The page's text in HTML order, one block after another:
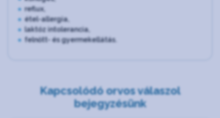
reflux,
étel-allergia,
laktóz intolerancia,
felnőtt- és gyermekellátás.
Kapcsolódó orvos válaszol
bejegyzésünk